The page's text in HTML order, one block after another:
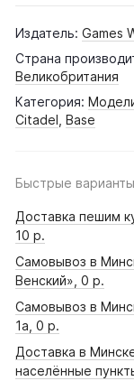
Издатель: Games
Страна
Великобритания
Категория:
Citadel ,Base
Быстрые
Доставка пешим
10 р.
Самовывоз в
Венский», 0 р.
Самовывоз в
1а, 0 р.
Доставка в
населённые